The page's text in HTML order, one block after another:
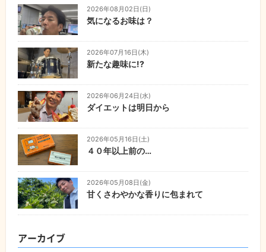
2026年08月02日(日)
気になるお味は？
2026年07月16日(木)
新たな趣味に!?
2026年06月24日(水)
ダイエットは明日から
2026年05月16日(土)
４０年以上前の…
2026年05月08日(金)
甘くさわやかな香りに包まれて
アーカイブ